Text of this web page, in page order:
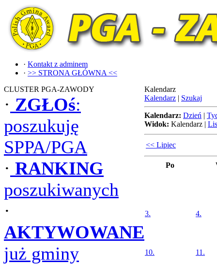
· Kontakt z adminem
· >> STRONA GŁÓWNA <<
CLUSTER PGA-ZAWODY
· ZGŁOś:
poszukuję
SPPA/PGA
· RANKING
poszukiwanych
·
AKTYWOWANE
już gminy
Kalendarz
Kalendarz | Szukaj
Kalendarz: Dzień |
Widok: Kalendarz |
<< Lipiec
Po
3. 4.
10. 11.